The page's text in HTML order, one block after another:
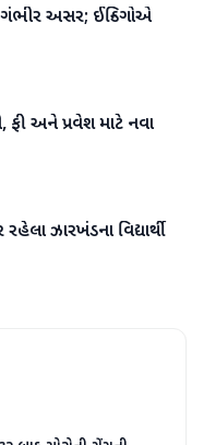
ગંભીર અસર; ઈન્ડિગોએ
અને પ્રવેશ માટે નવા
ઝારખંડના વિદ્યાર્થી